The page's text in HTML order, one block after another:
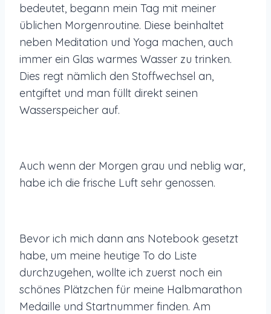
bedeutet, begann mein Tag mit meiner
üblichen Morgenroutine. Diese beinhaltet
neben Meditation und Yoga machen, auch
immer ein Glas warmes Wasser zu trinken.
Dies regt nämlich den Stoffwechsel an,
entgiftet und man füllt direkt seinen
Wasserspeicher auf.
Auch wenn der Morgen grau und neblig war,
habe ich die frische Luft sehr genossen.
Bevor ich mich dann ans Notebook gesetzt
habe, um meine heutige To do Liste
durchzugehen, wollte ich zuerst noch ein
schönes Plätzchen für meine Halbmarathon
Medaille und Startnummer finden. Am